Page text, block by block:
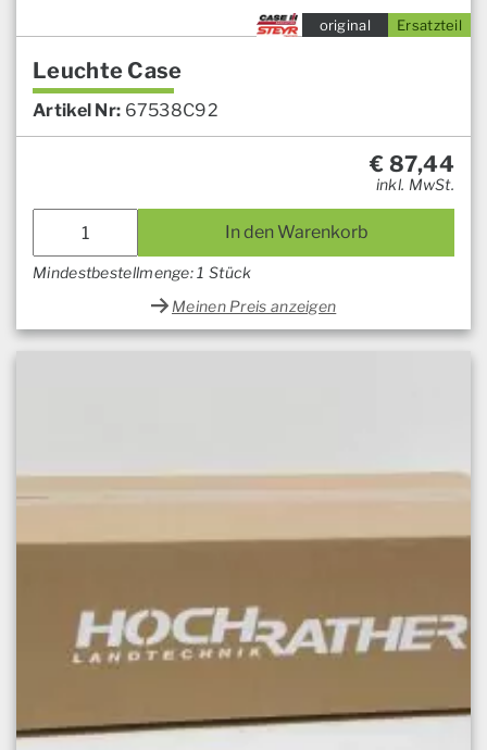
Ersatzteil
original
Leuchte Case
Artikel Nr: 67538C92
€ 87,44
inkl. MwSt.
In den Warenkorb
Mindestbestellmenge: 1 Stück
Meinen Preis anzeigen